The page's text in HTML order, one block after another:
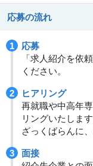
応募の流れ
応募
「求人紹介を依
ください。
ヒアリング
再就職や中高年
リングいたします
ざっくばらんに
面接